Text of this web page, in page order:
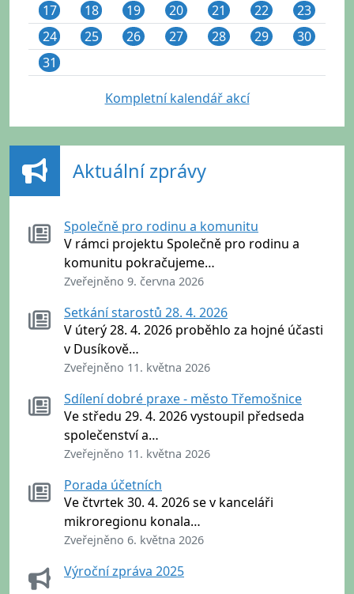
17
18 19 20 21 22
23
24
25 26 27 28 29
30
31
Kompletní kalendář akcí
Aktuální zprávy
Společně pro rodinu a komunitu
V rámci projektu Společně pro rodinu a
komunitu pokračujeme…
Zveřejněno 9. června 2026
Setkání starostů 28. 4. 2026
V úterý 28. 4. 2026 proběhlo za hojné účasti
v Dusíkově…
Zveřejněno 11. května 2026
Sdílení dobré praxe - město Třemošnice
Ve středu 29. 4. 2026 vystoupil předseda
společenství a…
Zveřejněno 11. května 2026
Porada účetních
Ve čtvrtek 30. 4. 2026 se v kanceláři
mikroregionu konala…
Zveřejněno 6. května 2026
Výroční zpráva 2025